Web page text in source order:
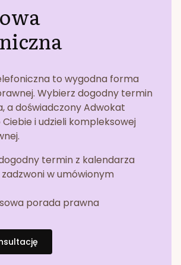
to wygodna forma
Wybierz dogodny termin
a doświadczony Adwokat
i udzieli kompleksowej
termin z kalendarza
w umówionym
porada prawna